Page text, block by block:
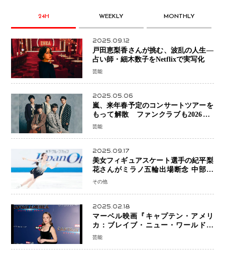
24H WEEKLY MONTHLY
2025.09.12
戸田恵梨香さんが挑む、波乱の人生―
占い師・細木数子をNetflixで実写化
芸能
2025.05.06
嵐、来年春予定のコンサートツアーを
もって解散 ファンクラブも2026年5
月末で活動終了
芸能
2025.09.17
美女フィギュアスケート選手の紀平梨
花さんがミラノ五輪出場断念 中部選
手権欠場を発表「安全最優先の判断」
その他
2025.02.18
マーベル映画『キャプテン・アメリ
カ：ブレイブ・ニュー・ワールド』
新ブラック・ウィドウ役のシラ・ハー
芸能